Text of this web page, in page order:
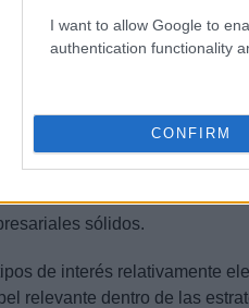
I want to allow Google to
authentication functionality
CONFIRM
actuales de rentabilidad
buscan generar ingresos
ha mostrado una notable
sólidos.
de interés relativamente
relevante dentro de las